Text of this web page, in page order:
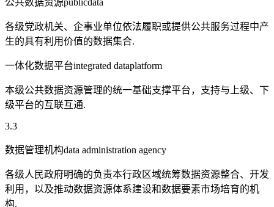
公共数据资源publicdata
各级党政机关、企事业单位依法履职或提供公共服务过程中产
生的具有利用价值的数据集合.
一体化数据平台integrated dataplatform
本级公共数据资源管理的统一基础支撑平台，支持与上级、下
级平台的互联互通.
3.3
数据管理机构data administration agency
各级人民政府明确的负责本行政区域统筹数据资源整合、开发
利用，以及推动数据资源体系建设和数据要素市场培育的机
构.